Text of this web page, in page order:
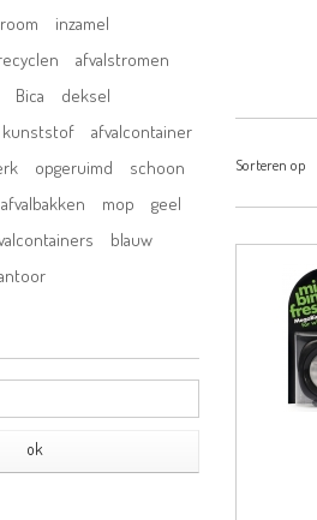
inzamel
afvalstromen
Bica
deksel
kunststof
afvalcontainer
opgeruimd
schoon
afvalbakken mop
geel
blauw
Sorteren op